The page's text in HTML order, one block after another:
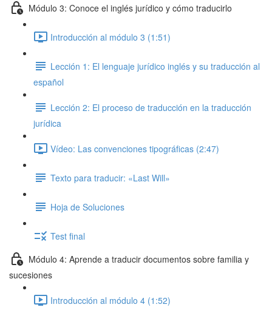
Módulo 3: Conoce el inglés jurídico y cómo traducirlo
Introducción al módulo 3 (1:51)
Lección 1: El lenguaje jurídico inglés y su traducción al
español
Lección 2: El proceso de traducción en la traducción
jurídica
Vídeo: Las convenciones tipográficas (2:47)
Texto para traducir: «Last Will»
Hoja de Soluciones
Test final
Módulo 4: Aprende a traducir documentos sobre familia y
sucesiones
Introducción al módulo 4 (1:52)